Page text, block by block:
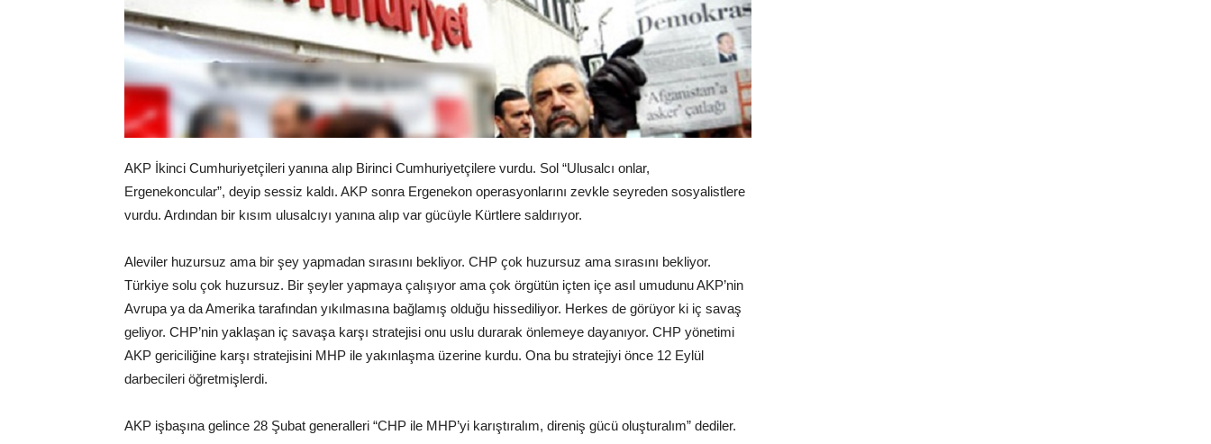
AKP İkinci Cumhuriyetçileri yanına alıp Birinci Cumhuriyetçilere vurdu. Sol “Ulusalcı onlar,
Ergenekoncular”, deyip sessiz kaldı. AKP sonra Ergenekon operasyonlarını zevkle seyreden sosyalistlere
vurdu. Ardından bir kısım ulusalcıyı yanına alıp var gücüyle Kürtlere saldırıyor.
Aleviler huzursuz ama bir şey yapmadan sırasını bekliyor. CHP çok huzursuz ama sırasını bekliyor.
Türkiye solu çok huzursuz. Bir şeyler yapmaya çalışıyor ama çok örgütün içten içe asıl umudunu AKP’nin
Avrupa ya da Amerika tarafından yıkılmasına bağlamış olduğu hissediliyor. Herkes de görüyor ki iç savaş
geliyor. CHP’nin yaklaşan iç savaşa karşı stratejisi onu uslu durarak önlemeye dayanıyor. CHP yönetimi
AKP gericiliğine karşı stratejisini MHP ile yakınlaşma üzerine kurdu. Ona bu stratejiyi önce 12 Eylül
darbecileri öğretmişlerdi.
AKP işbaşına gelince 28 Şubat generalleri “CHP ile MHP’yi karıştıralım, direniş gücü oluşturalım” dediler.